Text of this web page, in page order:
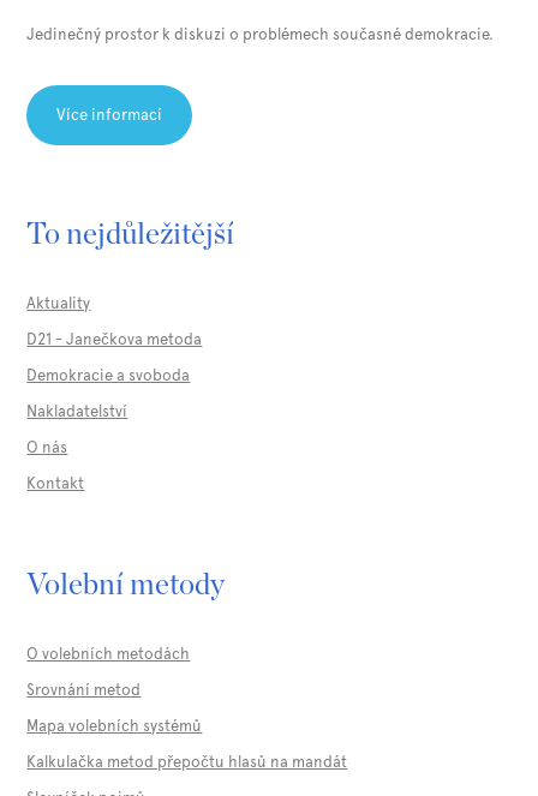
Jedinečný prostor k diskuzi o problémech současné demokracie.
Více informací
To nejdůležitější
Aktuality
D21 - Janečkova metoda
Demokracie a svoboda
Nakladatelství
O nás
Kontakt
Volební metody
O volebních metodách
Srovnání metod
Mapa volebních systémů
Kalkulačka metod přepočtu hlasů na mandát